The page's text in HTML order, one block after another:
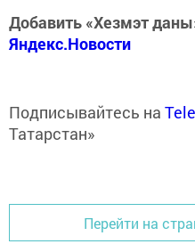
Добавить «Хезмэт
Яндекс.Новости
Подписывайтесь на
Татарстан»
Перейти на